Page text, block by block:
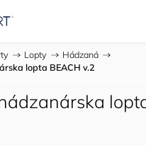
/ Lopty / Hádzaná /
lopta BEACH v.2